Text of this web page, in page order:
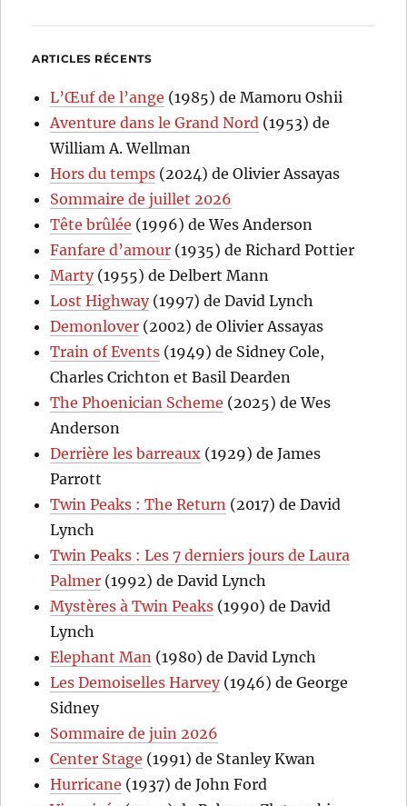
ARTICLES RÉCENTS
L’Œuf de l’ange (1985) de Mamoru Oshii
Aventure dans le Grand Nord (1953) de
William A. Wellman
Hors du temps (2024) de Olivier Assayas
Sommaire de juillet 2026
Tête brûlée (1996) de Wes Anderson
Fanfare d’amour (1935) de Richard Pottier
Marty(1955) de Delbert Mann
Lost Highway(1997) de David Lynch
Demonlover (2002) de Olivier Assayas
Train of Events (1949) de Sidney Cole,
Charles Crichton et Basil Dearden
The Phoenician Scheme (2025) de Wes
Anderson
Derrière les barreaux (1929) de James
Parrott
Twin Peaks : The Return (2017) de David
Lynch
Twin Peaks : Les 7 derniers jours de Laura
Palmer (1992) de David Lynch
Mystères à Twin Peaks (1990) de David
Lynch
Elephant Man (1980) de David Lynch
Les Demoiselles Harvey(1946) de George
Sidney
Sommaire de juin 2026
Center Stage (1991) de Stanley Kwan
Hurricane (1937) de John Ford